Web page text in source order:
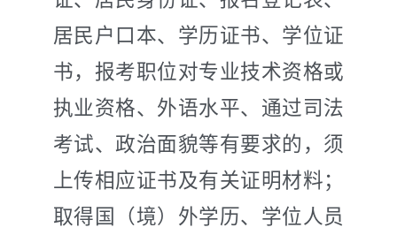
居民户口本、学历证书、学位证
书，报考职位对专业技术资格或
执业资格、外语水平、通过司法
考试、政治面貌等有要求的，须
上传相应证书及有关证明材料；
取得国（境）外学历、 学位人员